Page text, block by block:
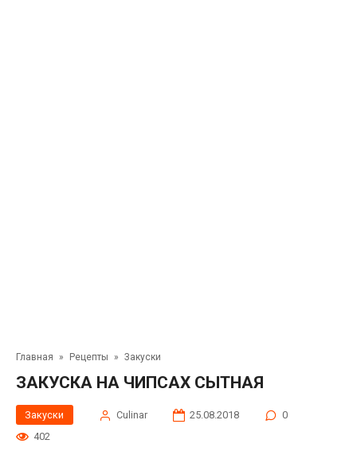
Главная » Рецепты » Закуски
ЗАКУСКА НА ЧИПСАХ СЫТНАЯ
Закуски Сulinar 25.08.2018
0
402